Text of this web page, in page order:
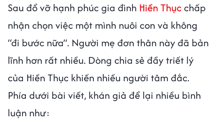
Sau đổ vỡ hạnh phúc gia đình Hiền Thụcchấp
nhận chọn việc một mình nuôi con và không
“đi bước nữa”. Người mẹ đơn thân này đã bản
lĩnh hơn rất nhiều. Dòng chia sẻ đầy triết lý
của Hiền Thục khiến nhiều người tâm đắc.
Phía dưới bài viết, khán giả để lại nhiều bình
luận như: